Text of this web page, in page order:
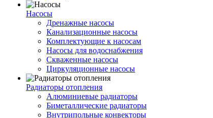
Насосы
Дренажные насосы
Канализационные насосы
Комплектующие к насосам
Насосы для водоснабжения
Скваженные насосы
Циркуляционные насосы
Радиаторы отопления
Алюминиевые радиаторы
Биметаллические радиаторы
Внутрипольные конвекторы